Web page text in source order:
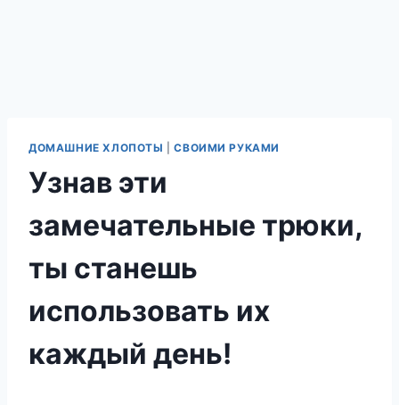
ДОМАШНИЕ ХЛОПОТЫ |СВОИМИ РУКАМИ
Узнав эти
замечательные трюки,
ты станешь
использовать их
каждый день!